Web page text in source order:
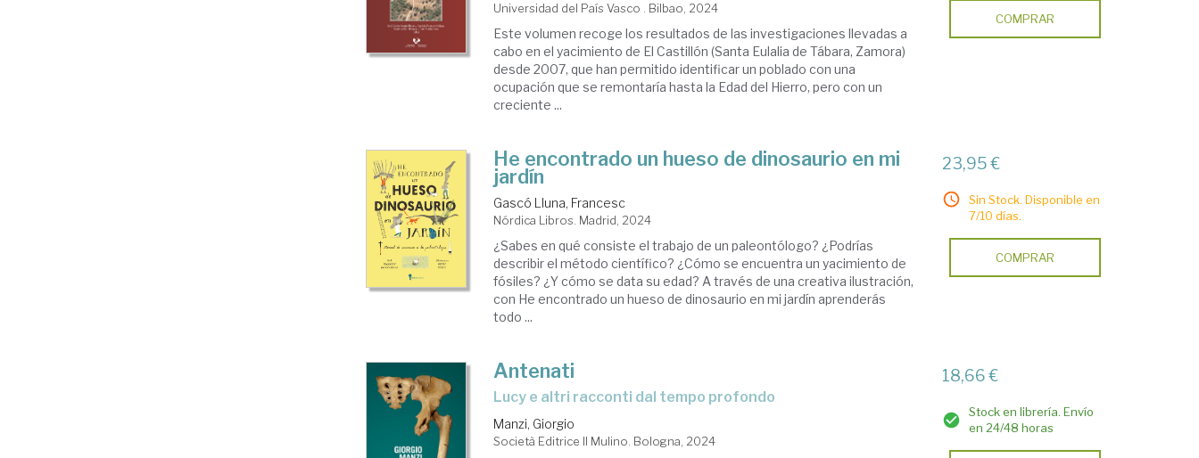
Universidad del País Vasco . Bilbao, 2024
Este volumen recoge los resultados de las investigaciones llevadas a
cabo en el yacimiento de El Castillón (Santa Eulalia de Tábara, Zamora)
desde 2007, que han permitido identificar un poblado con una
ocupación que se remontaría hasta la Edad del Hierro, pero con un
creciente ...
COMPRAR
He encontrado un hueso de dinosaurio en mi
jardín
Gascó Lluna, Francesc
Nórdica Libros. Madrid, 2024
¿Sabes en qué consiste el trabajo de un paleontólogo? ¿Podrías
describir el método científico? ¿Cómo se encuentra un yacimiento de
fósiles? ¿Y cómo se data su edad? A través de una creativa ilustración,
con He encontrado un hueso de dinosaurio en mi jardín aprenderás
todo ...
23,95 €
Sin Stock. Disponible en
7/10 días.
COMPRAR
Antenati
Lucy e altri racconti dal tempo profondo
Manzi, Giorgio
Società Editrice Il Mulino. Bologna, 2024
18,66 €
Stock en librería. Envío
en 24/48 horas